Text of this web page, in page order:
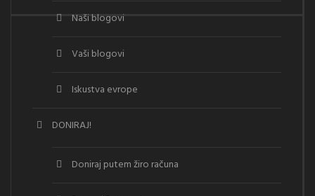
Naši blogovi
Vaši blogovi
Iskustva evrope
DONIRAJ!
Doniraj putem žiro računa